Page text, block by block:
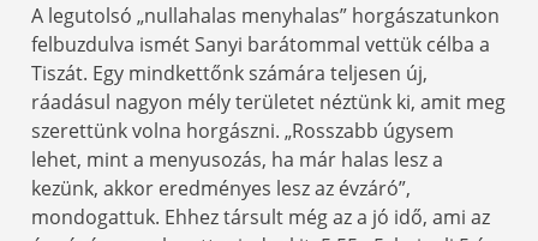
A legutolsó „nullahalas menyhalas” horgászatunkon
felbuzdulva ismét Sanyi barátommal vettük célba a
Tiszát. Egy mindkettőnk számára teljesen új,
ráadásul nagyon mély területet néztünk ki, amit meg
szerettünk volna horgászni. „Rosszabb úgysem
lehet, mint a menyusozás, ha már halas lesz a
kezünk, akkor eredményes lesz az évzáró”,
mondogattuk. Ehhez társult még az a jó idő, ami az